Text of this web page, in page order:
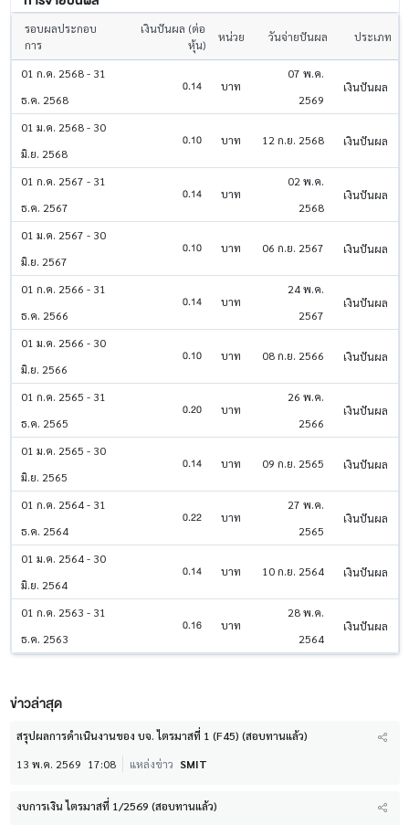
รอบผลประกอบ
การ
เงินปันผล (ต่อ
หุ้น)
หน่วย วันจ่ายปันผล ประเภท
01 ก.ค. 2568 - 31
ธ.ค. 2568
0.14 บาท
07 พ.ค.
2569
เงินปันผล
01 ม.ค. 2568 - 30
มิ.ย. 2568
0.10 บาท 12 ก.ย. 2568 เงินปันผล
01 ก.ค. 2567 - 31
ธ.ค. 2567
0.14 บาท
02 พ.ค.
2568
เงินปันผล
01 ม.ค. 2567 - 30
มิ.ย. 2567
0.10 บาท 06 ก.ย. 2567 เงินปันผล
01 ก.ค. 2566 - 31
ธ.ค. 2566
0.14 บาท
24 พ.ค.
2567
เงินปันผล
01 ม.ค. 2566 - 30
มิ.ย. 2566
0.10 บาท 08 ก.ย. 2566 เงินปันผล
01 ก.ค. 2565 - 31
ธ.ค. 2565
0.20 บาท
26 พ.ค.
2566
เงินปันผล
01 ม.ค. 2565 - 30
มิ.ย. 2565
0.14 บาท 09 ก.ย. 2565 เงินปันผล
01 ก.ค. 2564 - 31
ธ.ค. 2564
0.22 บาท
27 พ.ค.
2565
เงินปันผล
01 ม.ค. 2564 - 30
มิ.ย. 2564
0.14 บาท 10 ก.ย. 2564 เงินปันผล
01 ก.ค. 2563 - 31
ธ.ค. 2563
0.16 บาท
28 พ.ค.
2564
เงินปันผล
ข่าวล่าสุด
สรุปผลการดำเนินงานของ บจ. ไตรมาสที่ 1 (F45) (สอบทานแล้ว)
13 พ.ค. 2569 17:08 แหล่งข่าว SMIT
งบการเงิน ไตรมาสที่ 1/2569 (สอบทานแล้ว)